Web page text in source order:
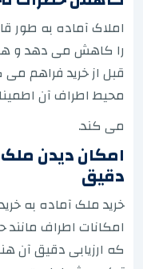
املاک آماده به طور
را کاهش می دهد و
قبل از خرید فراهم
محیط اطراف آن
می کند.
امکان دیدن
دقیق
خرید ملک آماده به
امکانات اطراف مانند
که ارزیابی دقیق آن